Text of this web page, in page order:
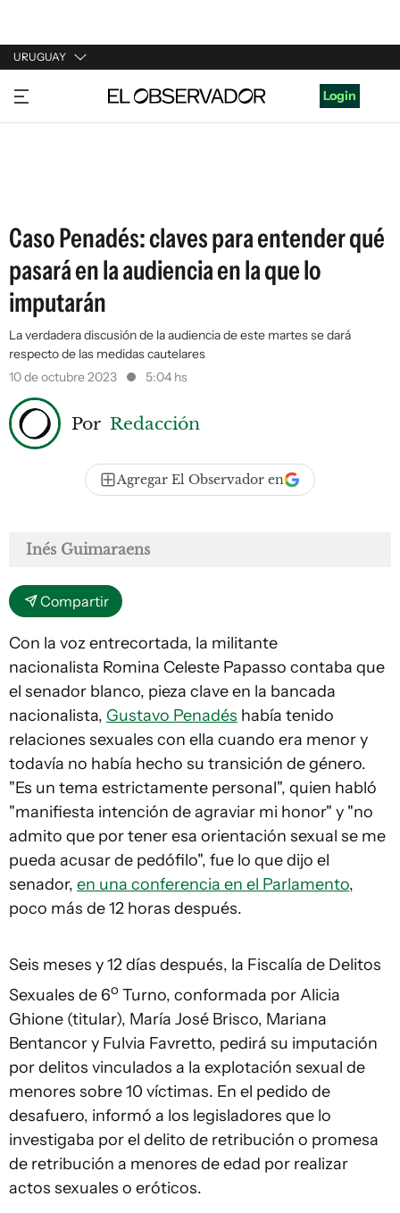
URUGUAY
URUGUAY
ARGENTINA
Login
Caso Penadés: claves para entender qué
pasará en la audiencia en la que lo
imputarán
La verdadera discusión de la audiencia de este martes se dará
respecto de las medidas cautelares
10 de octubre 2023
5:04 hs
Por Redacción
Agregar El Observador en
Inés Guimaraens
Compartir
Con la voz entrecortada, la militante
nacionalista Romina Celeste Papasso contaba que
el senador blanco, pieza clave en la bancada
nacionalista, Gustavo Penadés había tenido
relaciones sexuales con ella cuando era menor y
todavía no había hecho su transición de género.
"Es un tema estrictamente personal", quien habló
"manifiesta intención de agraviar mi honor" y "no
admito que por tener esa orientación sexual se me
pueda acusar de pedófilo", fue lo que dijo el
senador, en una conferencia en el Parlamento,
poco más de 12 horas después.
Seis meses y 12 días después, la Fiscalía de Delitos
Sexuales de 6o Turno, conformada por Alicia
Ghione (titular), María José Brisco, Mariana
Bentancor y Fulvia Favretto, pedirá su imputación
por delitos vinculados a la explotación sexual de
menores sobre 10 víctimas. En el pedido de
desafuero, informó a los legisladores que lo
investigaba por el delito de retribución o promesa
de retribución a menores de edad por realizar
actos sexuales o eróticos.